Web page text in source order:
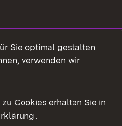
Sie optimal gestalten
verwenden wir
Cookies erhalten Sie in
.